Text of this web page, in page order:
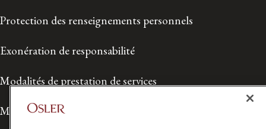
Protection des renseignements personnels
Exonération de responsabilité
Modalités de prestation de services
Modalités d'utilisation